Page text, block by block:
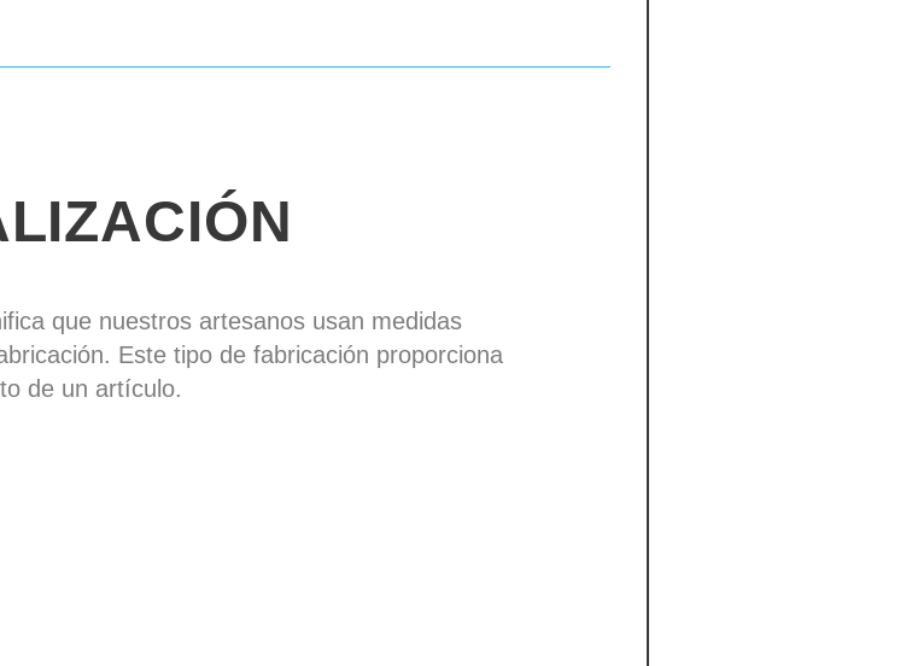
que nuestros artesanos usan medidas
Este tipo de fabricación proporciona
de un artículo.